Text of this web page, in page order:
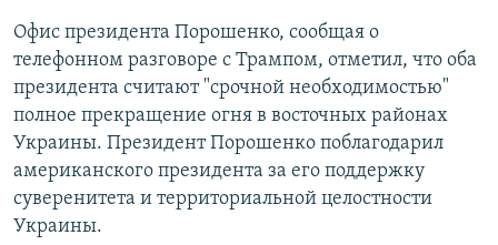
Офис президента Порошенко, сообщая о
телефонном разговоре с Трампом, отметил, что оба
президента считают "срочной необходимостью"
полное прекращение огня в восточных районах
Украины. Президент Порошенко поблагодарил
американского президента за его поддержку
суверенитета и территориальной целостности
Украины.